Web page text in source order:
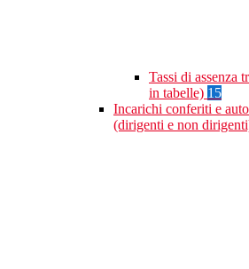
Tassi di assenza
in tabelle) 15
Incarichi conferiti e
(dirigenti e non